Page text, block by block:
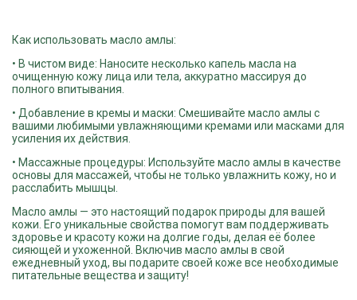
Как использовать масло амлы:
• В чистом виде: Наносите несколько капель масла на
очищенную кожу лица или тела, аккуратно массируя до
полного впитывания.
• Добавление в кремы и маски: Смешивайте масло амлы с
вашими любимыми увлажняющими кремами или масками для
усиления их действия.
• Массажные процедуры: Используйте масло амлы в качестве
основы для массажей, чтобы не только увлажнить кожу, но и
расслабить мышцы.
Масло амлы — это настоящий подарок природы для вашей
кожи. Его уникальные свойства помогут вам поддерживать
здоровье и красоту кожи на долгие годы, делая её более
сияющей и ухоженной. Включив масло амлы в свой
ежедневный уход, вы подарите своей коже все необходимые
питательные вещества и защиту!